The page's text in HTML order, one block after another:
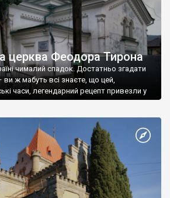
церква Феодора Тирона
чималий спадок. Достатньо згадати
ви ж мабуть всі знаєте, що цей,
часи, легендарний рецепт привезли у